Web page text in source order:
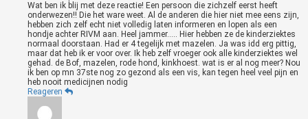
Wat ben ik blij met deze reactie! Een persoon die zichzelf eerst heeft
onderwezen!! Die het ware weet. Al de anderen die hier niet mee eens zijn,
hebben zich zelf echt niet volledig laten informeren en lopen als een
hondje achter RIVM aan. Heel jammer..... Hier hebben ze de kinderziektes
normaal doorstaan. Had er 4 tegelijk met mazelen. Ja was idd erg pittig,
maar dat heb ik er voor over. Ik heb zelf vroeger ook alle kinderziektes wel
gehad. de Bof, mazelen, rode hond, kinkhoest. wat is er al nog meer? Nou
ik ben op mn 37ste nog zo gezond als een vis, kan tegen heel veel pijn en
heb nooit medicijnen nodig
Reageren